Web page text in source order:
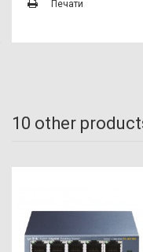
Печати
10 other